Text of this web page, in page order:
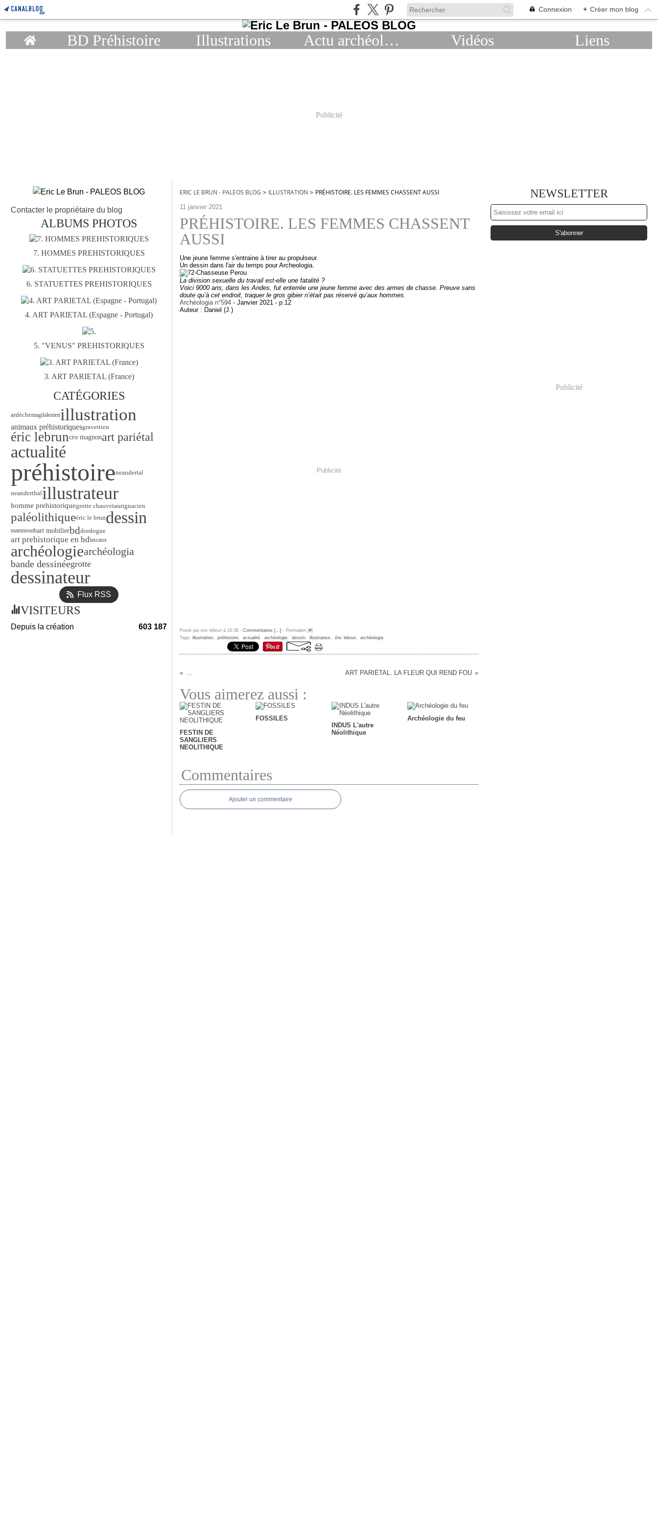
Connexion + Créer mon blog
Home BD Préhistoire Illustrations Actu archéologie Vidéos Liens
Publicité
Contacter le propriétaire du blog
ALBUMS PHOTOS
7. HOMMES PREHISTORIQUES
6. STATUETTES PREHISTORIQUES
4. ART PARIETAL (Espagne - Portugal)
5. "VENUS" PREHISTORIQUES
3. ART PARIETAL (France)
CATÉGORIES
ardèchemagdalenienillustration
animaux préhistoriquesgravettien
éric lebruncro magnonart pariétal
actualité
préhistoireneandertal
neanderthalillustrateur
homme prehistoriquegrotte chauvetaurignacien
paléolithiqueéric le brundessin
mammouthart mobilierbddordogne
art prehistorique en bdlascaux
archéologiearchéologia
bande dessinéegrotte
dessinateur
Flux RSS
VISITEURS
Depuis la création 603 187
ERIC LE BRUN - PALEOS BLOG > ILLUSTRATION > PRÉHISTOIRE. LES FEMMES CHASSENT AUSSI
11 janvier 2021
PRÉHISTOIRE. LES FEMMES CHASSENT
AUSSI
Une jeune femme s'entraine à tirer au propulseur.
Un dessin dans l'air du temps pour Archeologia.
La division sexuelle du travail est-elle une fatalité ?
Voici 9000 ans, dans les Andes, fut enterrée une jeune femme avec des armes de chasse. Preuve sans
doute qu’à cet endroit, traquer le gros gibier n’était pas réservé qu’aux hommes.
Archéologia n°594 - Janvier 2021 - p.12
Auteur : Daniel (J.)
Publicité
Posté par eric lebrun à 16:38 - Commentaires […] - Permalien [#]
Tags: illustration, préhistoire, actualité, archéologie, dessin, illustrateur, éric lebrun, archéologia
... ART PARIÉTAL. LA FLEUR QUI REND FOU
Vous aimerez aussi :
FESTIN DE
SANGLIERS
NEOLITHIQUE
FOSSILES
INDUS L'autre
Néolithique
Archéologie du feu
Commentaires
Ajouter un commentaire
NEWSLETTER
Publicité